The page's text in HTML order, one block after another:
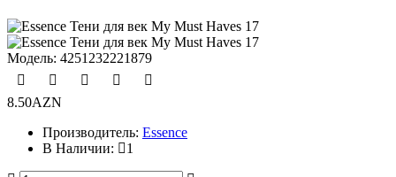
Модель: 4251232221879
8.50AZN
Производитель: Essence
В Наличии:
1